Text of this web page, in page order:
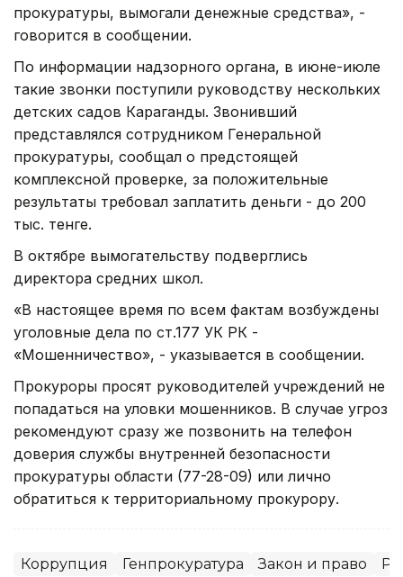
прокуратуры, вымогали денежные средства», -
говорится в сообщении.
По информации надзорного органа, в июне-июле
такие звонки поступили руководству нескольких
детских садов Караганды. Звонивший
представлялся сотрудником Генеральной
прокуратуры, сообщал о предстоящей
комплексной проверке, за положительные
результаты требовал заплатить деньги - до 200
тыс. тенге.
В октябре вымогательству подверглись
директора средних школ.
«В настоящее время по всем фактам возбуждены
уголовные дела по ст.177 УК РК -
«Мошенничество», - указывается в сообщении.
Прокуроры просят руководителей учреждений не
попадаться на уловки мошенников. В случае угроз
рекомендуют сразу же позвонить на телефон
доверия службы внутренней безопасности
прокуратуры области (77-28-09) или лично
обратиться к территориальному прокурору.
Коррупция Генпрокуратура Закон и право